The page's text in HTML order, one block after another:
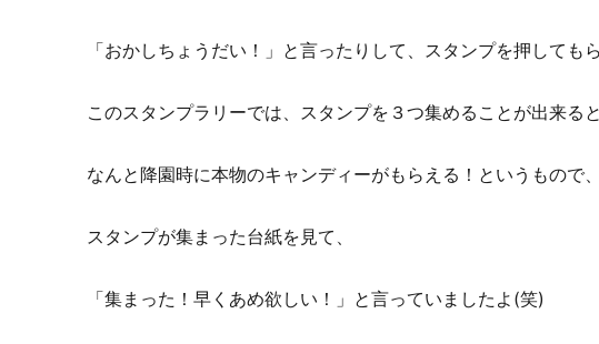
「おかしちょうだい！」と言ったりして、スタンプを押しても
このスタンプラリーでは、スタンプを３つ集めることが出来ると
なんと降園時に本物のキャンディーがもらえる！というもので、
スタンプが集まった台紙を見て、
「集まった！早くあめ欲しい！」と言っていましたよ(笑)